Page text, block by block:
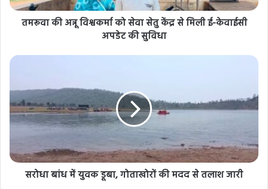
तमरूवा की अन्नू विश्वकर्मा को सेवा सेतु केंद्र से मिली ई-केवाईसी
अपडेट की सुविधा
सरोधा बांध में युवक डूबा, गोताखोरों की मदद से तलाश जारी